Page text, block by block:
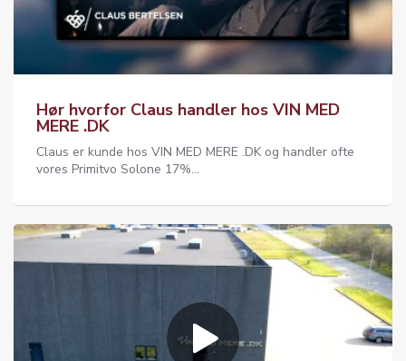
Hør hvorfor Claus handler hos VIN MED
MERE .DK
Claus er kunde hos VIN MED MERE .DK og handler ofte
vores Primitvo Solone 17%...